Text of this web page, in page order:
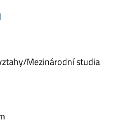
Mezinárodní studia